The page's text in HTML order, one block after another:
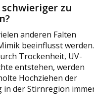
zu
anderen Falten
beeinflusst werden.
Trockenheit, UV-
entstehen, werden
Hochziehen der
in der Stirnregion